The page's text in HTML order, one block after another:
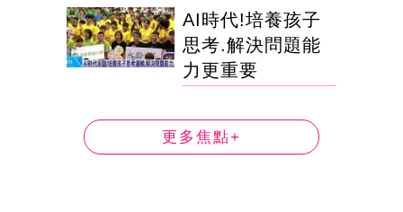
AI時代!培養孩子
思考.解決問題能
力更重要
更多焦點+